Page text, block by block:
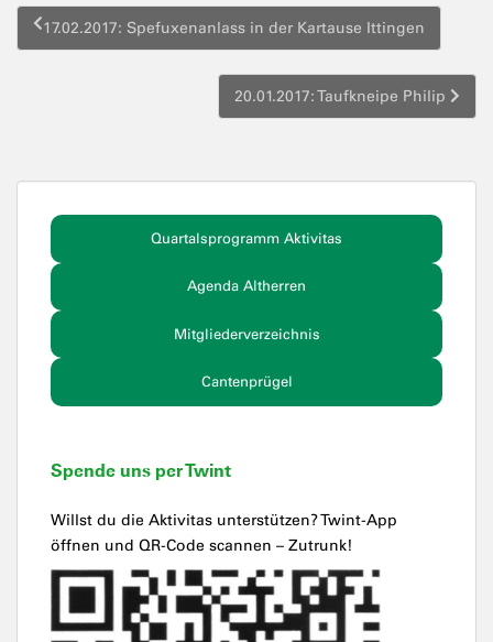
Beitragsnavigation
17.02.2017: Spefuxenanlass in der Kartause Ittingen
20.01.2017: Taufkneipe Philip
Quartalsprogramm Aktivitas
Agenda Altherren
Mitgliederverzeichnis
Cantenprügel
Spende uns per Twint
Willst du die Aktivitas unterstützen? Twint-App
öffnen und QR-Code scannen – Zutrunk!